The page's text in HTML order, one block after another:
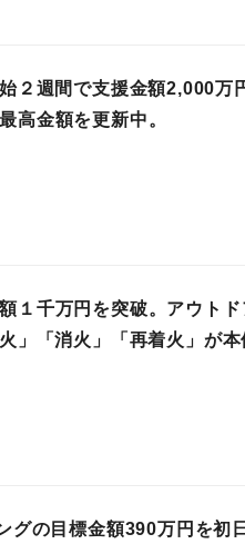
２週間で支援金額2,000万
高金額を更新中。
１千万円を突破。アウト
」「消火」「再着火」が本
グの目標金額390万円を初